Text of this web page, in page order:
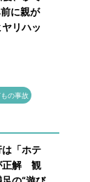
に親が
リハッ
の事故
「ホテ
正解 観